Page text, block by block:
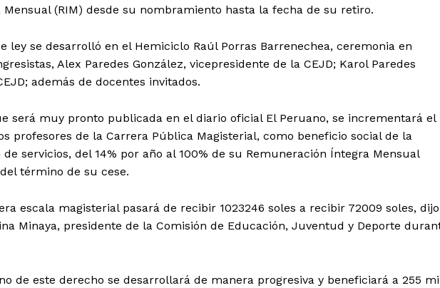
(RIM) desde su nombramiento hasta la fecha de su retiro.
ley se desarrolló en el Hemiciclo Raúl Porras Barrenechea, ceremonia en
Alex Paredes González, vicepresidente de la CEJD; Karol Paredes
además de docentes invitados.
será muy pronto publicada en el diario oficial El Peruano, se incrementará el
profesores de la Carrera Pública Magisterial, como beneficio social de la
servicios, del 14% por año al 100% de su Remuneración Íntegra Mensual
término de su cese.
escala magisterial pasará de recibir 1023246 soles a recibir 72009 soles, dijo
Minaya, presidente de la Comisión de Educación, Juventud y Deporte
de este derecho se desarrollará de manera progresiva y beneficiará a 255